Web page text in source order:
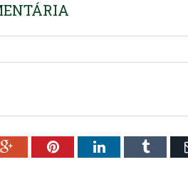
Google+PinterestLinkedIn